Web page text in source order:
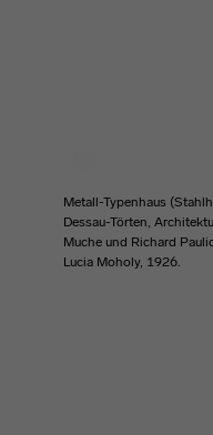
Metall-Typenhaus
Dessau-Törten,
Muche und Richard
Lucia Moholy, 1926.